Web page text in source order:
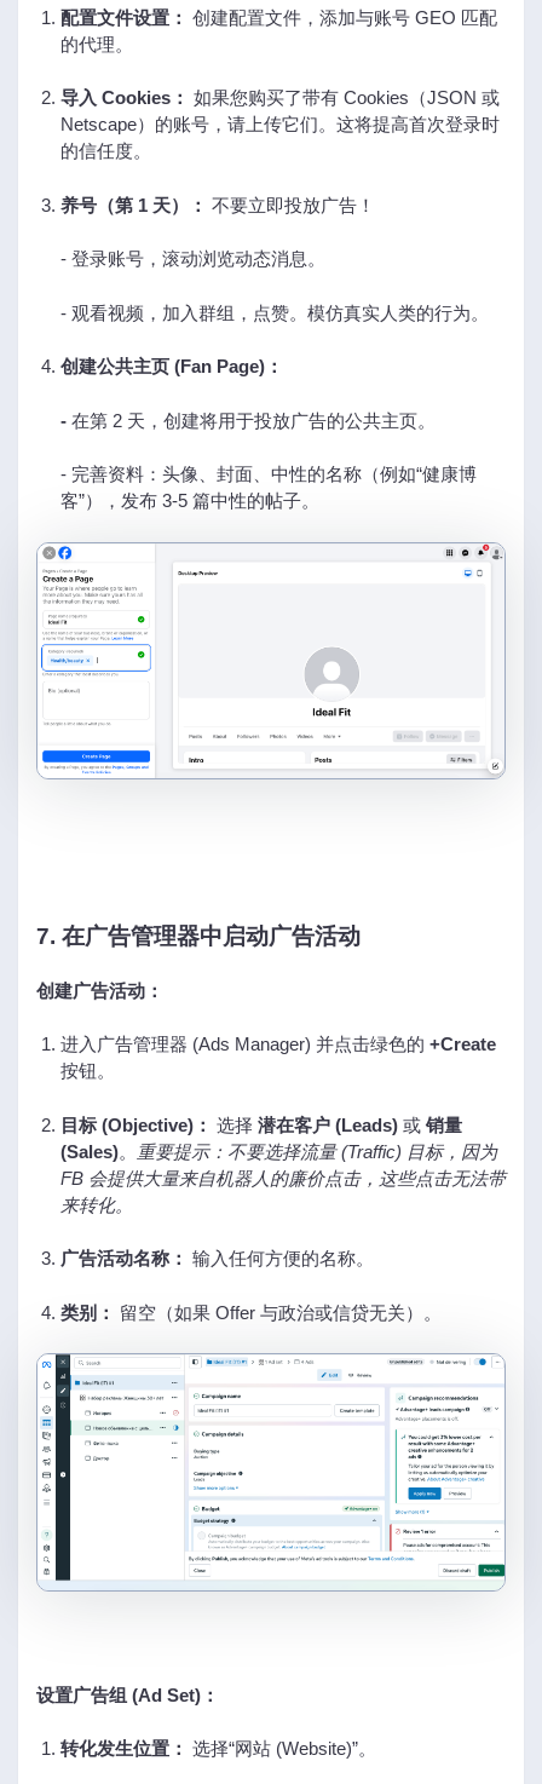
配置文件设置： 创建配置文件，添加与账号 GEO 匹配
的代理。
导入 Cookies： 如果您购买了带有 Cookies（JSON 或
Netscape）的账号，请上传它们。这将提高首次登录时
的信任度。
养号（第 1 天）： 不要立即投放广告！
- 登录账号，滚动浏览动态消息。
- 观看视频，加入群组，点赞。模仿真实人类的行为。
创建公共主页 (Fan Page)：
- 在第 2 天，创建将用于投放广告的公共主页。
- 完善资料：头像、封面、中性的名称（例如“健康博
客”），发布 3-5 篇中性的帖子。
7. 在广告管理器中启动广告活动
创建广告活动：
进入广告管理器 (Ads Manager) 并点击绿色的 +Create
按钮。
目标 (Objective)： 选择 潜在客户 (Leads) 或 销量
(Sales)。
重要提示：不要选择流量 (Traffic) 目标，因为
FB 会提供大量来自机器人的廉价点击，这些点击无法带
来转化。
广告活动名称： 输入任何方便的名称。
类别： 留空（如果 Offer 与政治或信贷无关）。
设置广告组 (Ad Set)：
转化发生位置： 选择“网站 (Website)”。